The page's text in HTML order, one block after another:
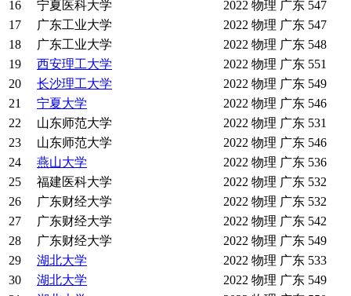
16
宁夏医科大学 2022 物理 广东 547
17
广东工业大学 2022 物理 广东 547
18
广东工业大学 2022 物理 广东 548
19
西安理工大学 2022 物理 广东 551
20
长沙理工大学 2022 物理 广东 549
21
宁夏大学 2022 物理 广东 546
22
山东师范大学 2022 物理 广东 531
23
山东师范大学 2022 物理 广东 546
24
燕山大学 2022 物理 广东 536
25
福建医科大学 2022 物理 广东 532
26
广东财经大学 2022 物理 广东 532
27
广东财经大学 2022 物理 广东 542
28
广东财经大学 2022 物理 广东 549
29
湖北大学 2022 物理 广东 533
30
湖北大学 2022 物理 广东 549